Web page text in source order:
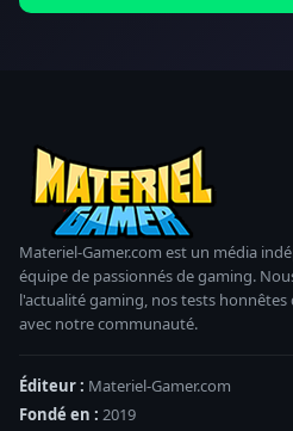
Materiel-Gamer.com est un média
équipe de passionnés de gaming.
l'actualité gaming, nos tests
avec notre communauté.
Éditeur : Materiel-Gamer.com
Fondé en : 2019